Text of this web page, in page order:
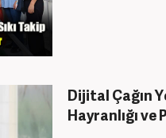
Dijital Çağın
Hayranlığı